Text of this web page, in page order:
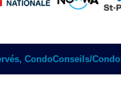
CondoConseils/